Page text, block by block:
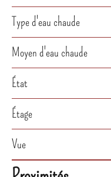
Type d'eau chaude
Moyen d'eau chaude
État
Étage
Vue